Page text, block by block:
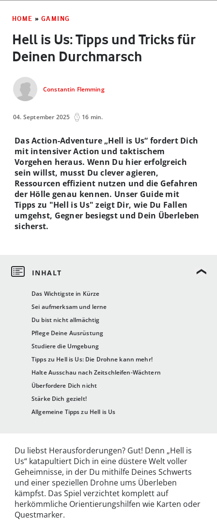
HOME » GAMING
Hell is Us: Tipps und Tricks für
Deinen Durchmarsch
Constantin Flemming
04. September 2025 16 min.
Das Wichtigste in Kürze
Sei aufmerksam und lerne
Du bist nicht allmächtig
Pflege Deine Ausrüstung
Studiere die Umgebung
Tipps zu Hell is Us: Die Drohne kann mehr!
Halte Ausschau nach Zeitschleifen-Wächtern
Überfordere Dich nicht
Stärke Dich gezielt!
Allgemeine Tipps zu Hell is Us
Das Action-Adventure „Hell is Us“ fordert Dich
mit intensiver Action und taktischem
Vorgehen heraus. Wenn Du hier erfolgreich
sein willst, musst Du clever agieren,
Ressourcen effizient nutzen und die Gefahren
der Hölle genau kennen. Unser Guide mit
Tipps zu "Hell is Us" zeigt Dir, wie Du Fallen
umgehst, Gegner besiegst und Dein Überleben
sicherst.
Du liebst Herausforderungen? Gut! Denn „Hell is
Us“ katapultiert Dich in eine düstere Welt voller
Geheimnisse, in der Du mithilfe Deines Schwerts
und einer speziellen Drohne ums Überleben
kämpfst. Das Spiel verzichtet komplett auf
herkömmliche Orientierungshilfen wie Karten oder
Questmarker.